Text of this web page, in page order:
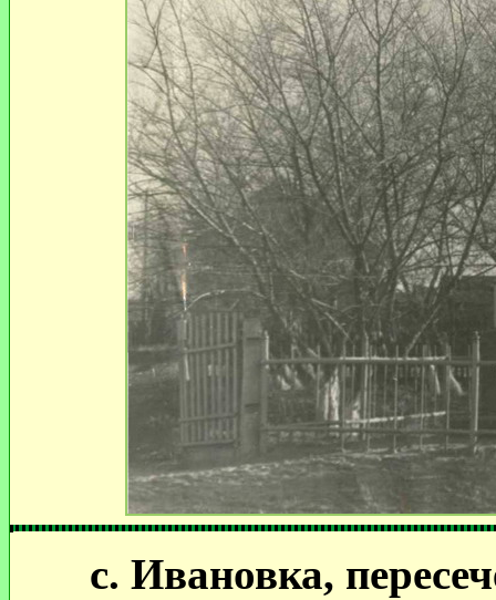
с. Ивановка,